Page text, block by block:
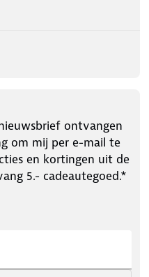
ontvangen
om mij per e-mail te
en kortingen uit de
5.- cadeautegoed.*